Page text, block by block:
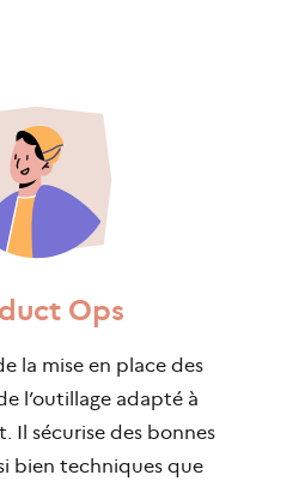
Ops
la mise en place des
l’outillage adapté à
Il sécurise des bonnes
bien techniques que